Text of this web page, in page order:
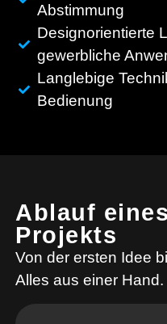
Abstimmung
Designorientierte
gewerbliche
Langlebige
Bedienung
Ablauf
Projekts
Von der ersten Idee
Alles aus einer Hand.